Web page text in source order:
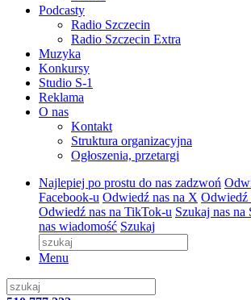
Podcasty
Radio Szczecin
Radio Szczecin Extra
Muzyka
Konkursy
Studio S-1
Reklama
O nas
Kontakt
Struktura organizacyjna
Ogłoszenia, przetargi
Najlepiej po prostu do nas zadzwoń
Facebook-u Odwiedź nas na X Odwiedź
Odwiedź nas na TikTok-u Szukaj nas na
nas wiadomość Szukaj
Menu